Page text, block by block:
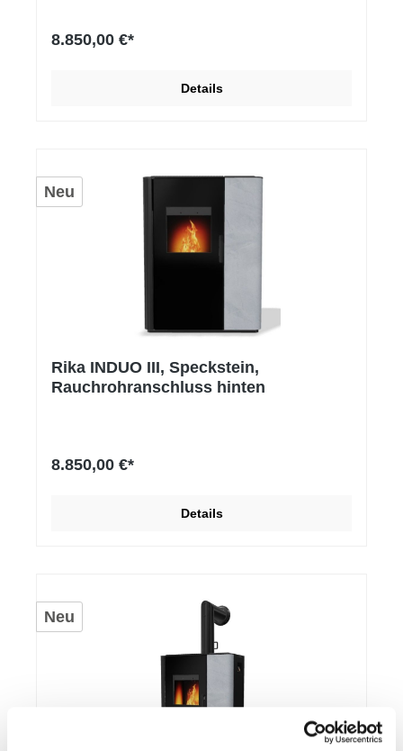
8.850,00 €*
Details
Neu
Rika INDUO III, Speckstein,
Rauchrohranschluss hinten
8.850,00 €*
Details
Neu